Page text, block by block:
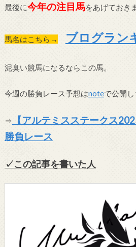
最後に今年の注目馬をあげておき
馬名はこちら→ ブログラン
泥臭い競馬になるならこの馬。
今週の勝負レース予想はnoteで公開し
⇒
【アルテミスステークス
勝負レース
✓この記事を書いた人